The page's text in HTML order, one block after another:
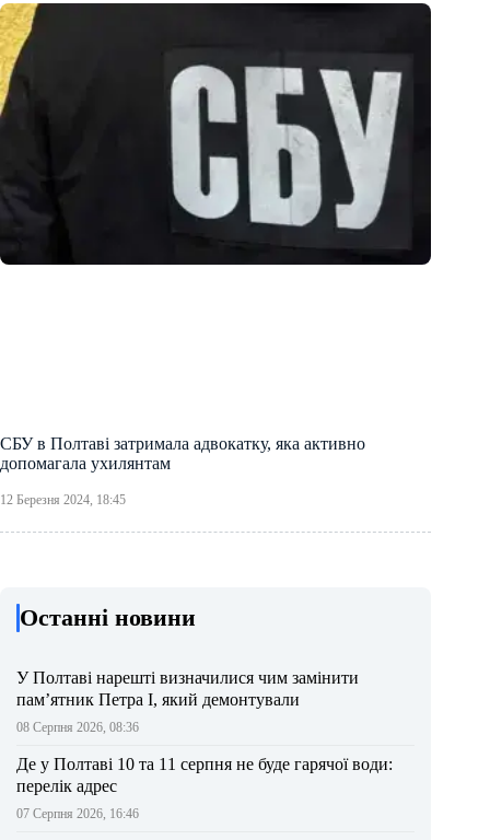
СБУ в Полтаві затримала адвокатку, яка активно
допомагала ухилянтам
12 Березня 2024, 18:45
Останні новини
У Полтаві нарешті визначилися чим замінити
пам’ятник Петра І, який демонтували
08 Серпня 2026, 08:36
Де у Полтаві 10 та 11 серпня не буде гарячої води:
перелік адрес
07 Серпня 2026, 16:46